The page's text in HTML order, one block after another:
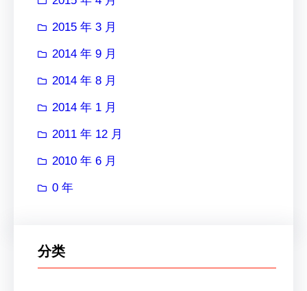
2015 年 3 月
2014 年 9 月
2014 年 8 月
2014 年 1 月
2011 年 12 月
2010 年 6 月
0 年
分类